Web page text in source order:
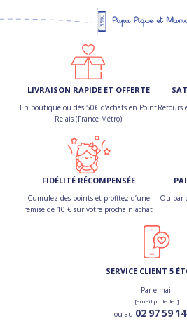
LIVRAISON RAPIDE ET OFFERTE
En boutique ou dès 50€ d’achats en Point
Relais (France Métro)
Retours
FIDÉLITÉ RÉCOMPENSÉE
Cumulez des points et profitez d’une
remise de 10 € sur votre prochain achat
Ou par
SERVICE CLIENT 5
Par e-mail
[email protected]
ou au 02 97 59